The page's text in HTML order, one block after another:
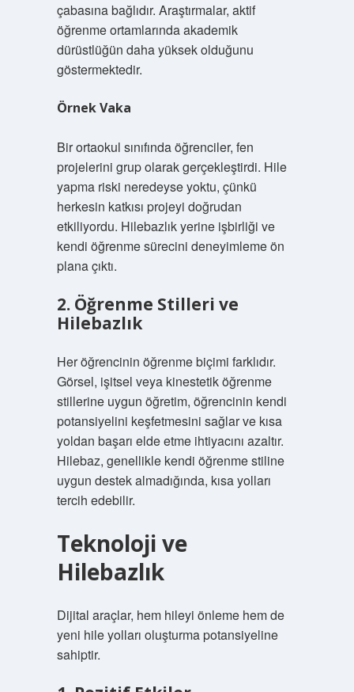
çabasına bağlıdır. Araştırmalar, aktif
öğrenme ortamlarında akademik
dürüstlüğün daha yüksek olduğunu
göstermektedir.
Örnek Vaka
Bir ortaokul sınıfında öğrenciler, fen
projelerini grup olarak gerçekleştirdi. Hile
yapma riski neredeyse yoktu, çünkü
herkesin katkısı projeyi doğrudan
etkiliyordu. Hilebazlık yerine işbirliği ve
kendi öğrenme sürecini deneyimleme ön
plana çıktı.
2. Öğrenme Stilleri ve
Hilebazlık
Her öğrencinin öğrenme biçimi farklıdır.
Görsel, işitsel veya kinestetik öğrenme
stillerine uygun öğretim, öğrencinin kendi
potansiyelini keşfetmesini sağlar ve kısa
yoldan başarı elde etme ihtiyacını azaltır.
Hilebaz, genellikle kendi öğrenme stiline
uygun destek almadığında, kısa yolları
tercih edebilir.
Teknoloji ve
Hilebazlık
Dijital araçlar, hem hileyi önleme hem de
yeni hile yolları oluşturma potansiyeline
sahiptir.